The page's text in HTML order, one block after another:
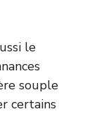
le
souple
certains